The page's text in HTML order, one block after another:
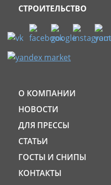
СТРОИТЕЛЬСТВО
О КОМПАНИИ
НОВОСТИ
ДЛЯ ПРЕССЫ
СТАТЬИ
ГОСТЫ И СНИПЫ
КОНТАКТЫ